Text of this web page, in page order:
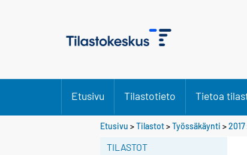
Etusivu Tilastotieto Tietoa
Etusivu >Tilastot>Työssäkäynti >2017
TILASTOT